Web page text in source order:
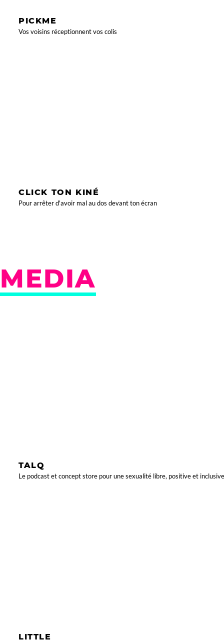
PICKME
Vos voisins réceptionnent vos colis
CLICK TON KINÉ
Pour arrêter d'avoir mal au dos devant ton écran
MEDIA
TALQ
Le podcast et concept store pour une sexualité libre, positive et
LITTLE